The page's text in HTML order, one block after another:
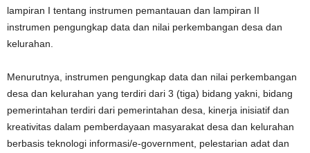
lampiran I tentang instrumen pemantauan dan lampiran II
instrumen pengungkap data dan nilai perkembangan desa dan
kelurahan.
Menurutnya, instrumen pengungkap data dan nilai perkembangan
desa dan kelurahan yang terdiri dari 3 (tiga) bidang yakni, bidang
pemerintahan terdiri dari pemerintahan desa, kinerja inisiatif dan
kreativitas dalam pemberdayaan masyarakat desa dan kelurahan
berbasis teknologi informasi/e-government, pelestarian adat dan